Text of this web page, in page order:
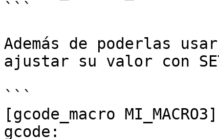
```
Además de poderlas
ajustar su valor con
```
[gcode_macro MI_MACRO3]
gcode: